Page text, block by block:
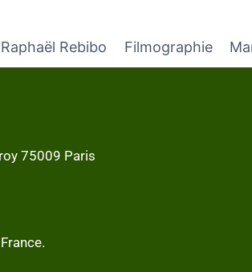
Raphaël Rebibo Filmographie
75009 Paris